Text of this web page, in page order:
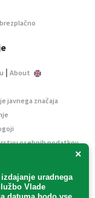
×
izdajanje uradnega
Vlade
| About
javnega značaja
osebnih podatkov